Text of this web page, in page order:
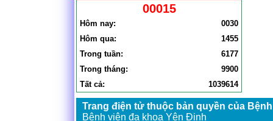
00015
Hôm nay:
0030
Hôm qua:
1455
Trong tuần:
6177
Trong tháng:
9900
Tất cả:
1039614
Trang điện tử thuộc bản quyền của
Bệnh viện đa khoa Yên Định